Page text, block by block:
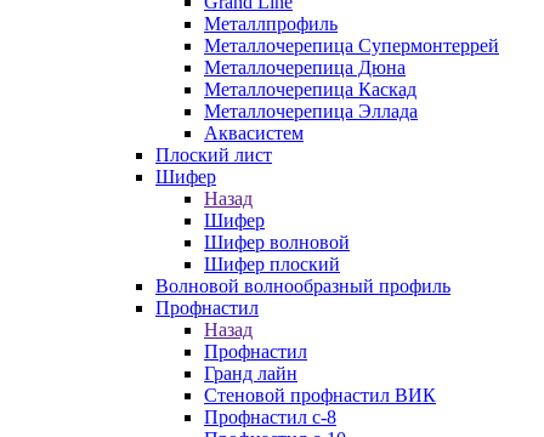
Металлпрофиль
Металлочерепица Супермонтеррей
Металлочерепица Дюна
Металлочерепица Каскад
Металлочерепица Эллада
Аквасистем
Плоский лист
Шифер
Назад
Шифер
Шифер волновой
Шифер плоский
Волновой волнообразный профиль
Профнастил
Назад
Профнастил
Гранд лайн
Стеновой профнастил ВИК
Профнастил с-8